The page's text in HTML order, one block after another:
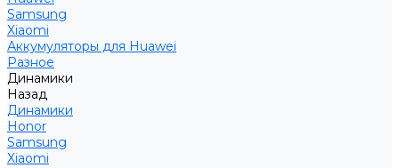
Samsung
Xiaomi
Аккумуляторы для Huawei
Разное
Динамики
Назад
Динамики
Honor
Samsung
Xiaomi